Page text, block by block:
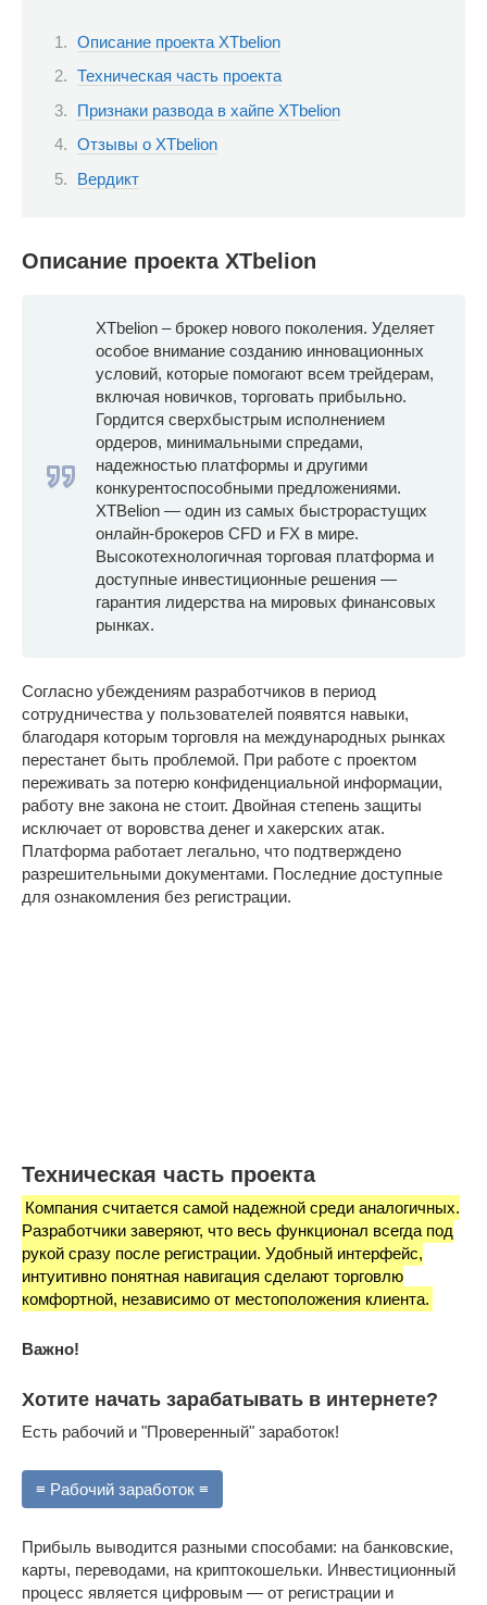
Описание проекта XTbelion
Техническая часть проекта
Признаки развода в хайпе XTbelion
Отзывы о XTbelion
Вердикт
Описание проекта XTbelion
XTbelion – брокер нового поколения. Уделяет
особое внимание созданию инновационных
условий, которые помогают всем трейдерам,
включая новичков, торговать прибыльно.
Гордится сверхбыстрым исполнением
ордеров, минимальными спредами,
надежностью платформы и другими
конкурентоспособными предложениями.
XTBelion — один из самых быстрорастущих
онлайн-брокеров CFD и FX в мире.
Высокотехнологичная торговая платформа и
доступные инвестиционные решения —
гарантия лидерства на мировых финансовых
рынках.
Согласно убеждениям разработчиков в период
сотрудничества у пользователей появятся навыки,
благодаря которым торговля на международных рынках
перестанет быть проблемой. При работе с проектом
переживать за потерю конфиденциальной информации,
работу вне закона не стоит. Двойная степень защиты
исключает от воровства денег и хакерских атак.
Платформа работает легально, что подтверждено
разрешительными документами. Последние доступные
для ознакомления без регистрации.
Техническая часть проекта
Компания считается самой надежной среди аналогичных.
Разработчики заверяют, что весь функционал всегда под
рукой сразу после регистрации. Удобный интерфейс,
интуитивно понятная навигация сделают торговлю
комфортной, независимо от местоположения клиента.
Важно!
Хотите начать зарабатывать в интернете?
Есть рабочий и "Проверенный" заработок!
≡ Рабочий заработок ≡
Прибыль выводится разными способами: на банковские,
карты, переводами, на криптокошельки. Инвестиционный
процесс является цифровым — от регистрации и